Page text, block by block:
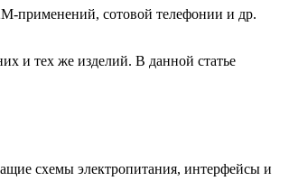
применений, сотовой телефонии и др.
и тех же изделий. В данной статье
схемы электропитания, интерфейсы и